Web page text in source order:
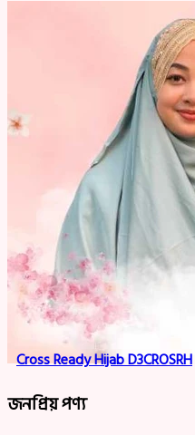
Cross Ready Hijab D3CROSRH
জনপ্রিয় পণ্য